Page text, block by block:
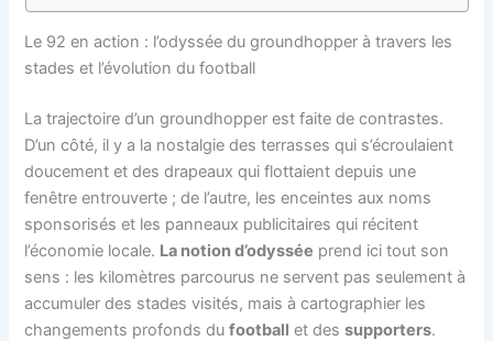
Le 92 en action : l’odyssée du groundhopper à travers les
stades et l’évolution du football
La trajectoire d’un groundhopper est faite de contrastes.
D’un côté, il y a la nostalgie des terrasses qui s’écroulaient
doucement et des drapeaux qui flottaient depuis une
fenêtre entrouverte ; de l’autre, les enceintes aux noms
sponsorisés et les panneaux publicitaires qui récitent
l’économie locale. La notion d’odyssée prend ici tout son
sens : les kilomètres parcourus ne servent pas seulement à
accumuler des stades visités, mais à cartographier les
changements profonds dufootball et dessupporters.